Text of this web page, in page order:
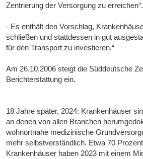
Zentrierung der Versorgung zu erreichen“.
- Es enthält den Vorschlag,
schließen und stattdessen in gut
für den Transport zu investieren.“
Am 26.10.2006 steigt die Süddeutsche
Berichterstattung ein.
18 Jahre später, 2024: Krankenhäuser
an denen von allen Branchen
wohnortnahe medizinische
mehr selbstverständlich. Etwa 70
Krankenhäuser haben 2023 mit einem